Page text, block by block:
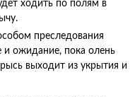
ходить по полям в
преследования
и ожидание, пока олень
выходит из укрытия и